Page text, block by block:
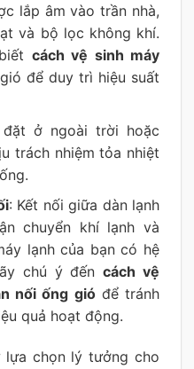
lắp âm vào trần nhà,
và bộ lọc không khí.
cách vệ sinh máy
để duy trì hiệu suất
ở ngoài trời hoặc
trách nhiệm tỏa nhiệt
: Kết nối giữa dàn lạnh
chuyển khí lạnh và
lạnh của bạn có hệ
chú ý đếncách vệ
nối ống gióđể tránh
quả hoạt động.
lựa chọn lý tưởng cho